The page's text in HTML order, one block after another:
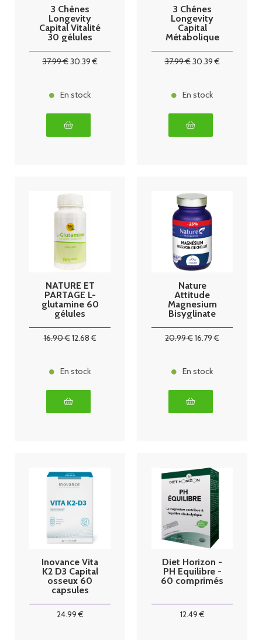
3 Chênes
Longevity
Capital Vitalité
30 gélules
37.99€30.39€
En stock
3 Chênes
Longevity
Capital
Métabolique
37.99€30.39€
En stock
NATURE ET
PARTAGE L-
glutamine 60
gélules
16.90€12.68€
En stock
Nature
Attitude
Magnesium
Bisyglinate
20.99€16.79 €
En stock
Inovance Vita
K2 D3 Capital
osseux 60
capsules
24.99€
Diet Horizon -
PH Equilibre -
60 comprimés
12.49€